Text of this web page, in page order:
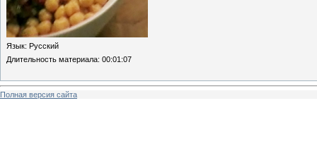
Язык: Русский
Длительность материала: 00:01:07
Полная версия сайта